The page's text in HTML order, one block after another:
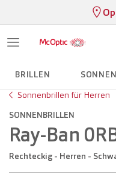
BRILLEN
Sonnenbrillen für Herren
SONNENBRILLEN
Ray-Ban
Rechteckig - Herren -